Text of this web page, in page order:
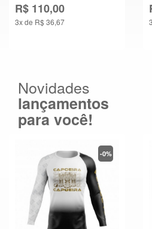
R$ 110,00
3x de R$ 36,67
Novidades
lançamentos
para você!
-0%